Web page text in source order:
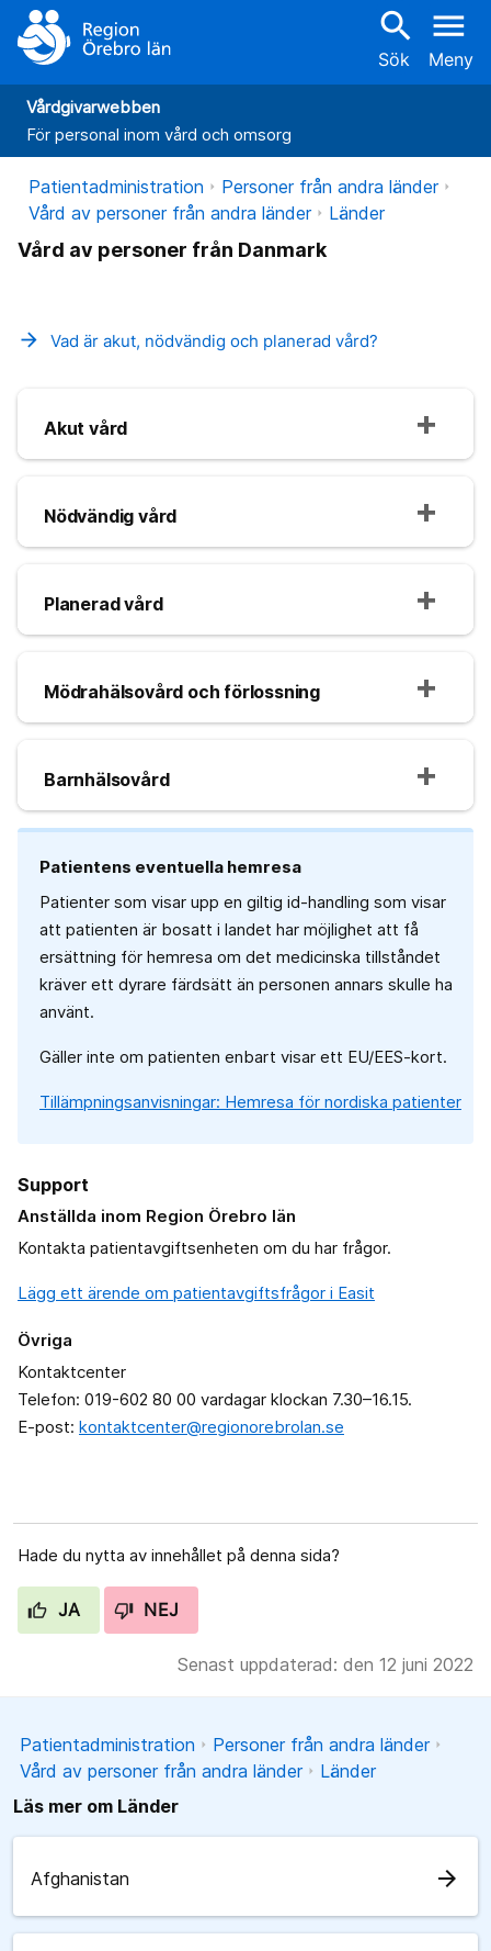
search
Sök
menu
Meny
Vårdgivarwebben
För personal inom vård och omsorg
Patientadministration
Personer från andra länder
Vård av personer från andra länder
Länder
Vård av personer från Danmark
arrow_forward Vad är akut, nödvändig och planerad vård?
Akut vård
Nödvändig vård
Planerad vård
Mödrahälsovård och förlossning
Barnhälsovård
Patientens eventuella hemresa
Patienter som visar upp en giltig id-handling som visar
att patienten är bosatt i landet har möjlighet att få
ersättning för hemresa om det medicinska tillståndet
kräver ett dyrare färdsätt än personen annars skulle ha
använt.
Gäller inte om patienten enbart visar ett EU/EES-kort.
Tillämpningsanvisningar: Hemresa för nordiska patienter
Support
Anställda inom Region Örebro län
Kontakta patientavgiftsenheten om du har frågor.
Lägg ett ärende om patientavgiftsfrågor i Easit
Övriga
Kontaktcenter
Telefon: 019-602 80 00 vardagar klockan 7.30–16.15.
E-post: kontaktcenter@regionorebrolan.se
Hade du nytta av innehållet på denna sida?
JA NEJ
Senast uppdaterad: den 12 juni 2022
Patientadministration
Personer från andra länder
Vård av personer från andra länder
Länder
Läs mer om Länder
Afghanistan arrow_forward